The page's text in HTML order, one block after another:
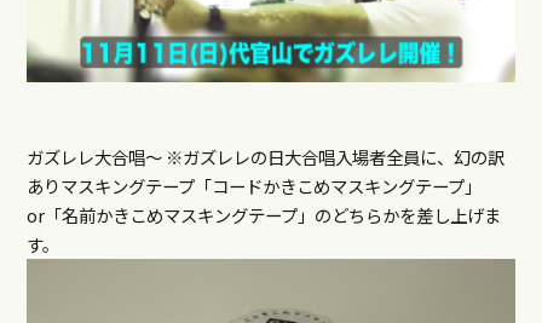
ガズレレ大合唱〜 ※ガズレレの日大合唱入場者全員に、幻の訳
ありマスキングテープ「コードかきこめマスキングテープ」
or「名前かきこめマスキングテープ」のどちらかを差し上げま
す。